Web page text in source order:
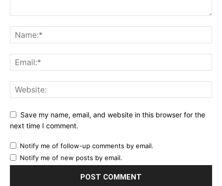
Save my name, email, and website in this browser for the
next time I comment.
Notify me of follow-up comments by email.
Notify me of new posts by email.